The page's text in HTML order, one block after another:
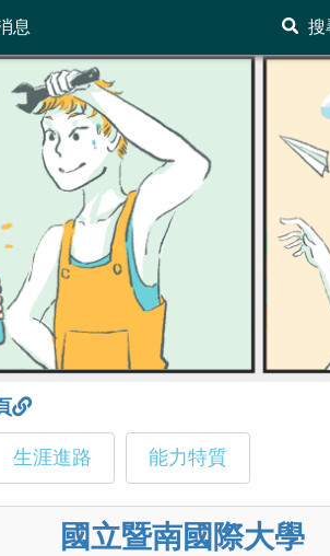
息 搜
生涯進路 能力特質
國立暨南國際大學